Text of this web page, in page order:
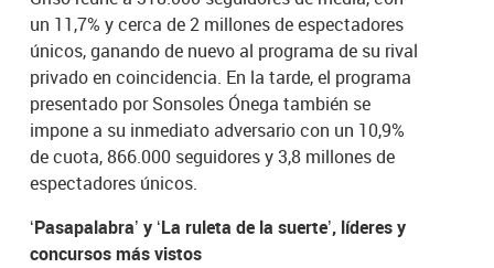
un 11,7% y cerca de 2 millones de espectadores
únicos, ganando de nuevo al programa de su rival
privado en coincidencia. En la tarde, el programa
presentado por Sonsoles Ónega también se
impone a su inmediato adversario con un 10,9%
de cuota, 866.000 seguidores y 3,8 millones de
espectadores únicos.
‘Pasapalabra’ y ‘La ruleta de la suerte’, líderes y
concursos más vistos